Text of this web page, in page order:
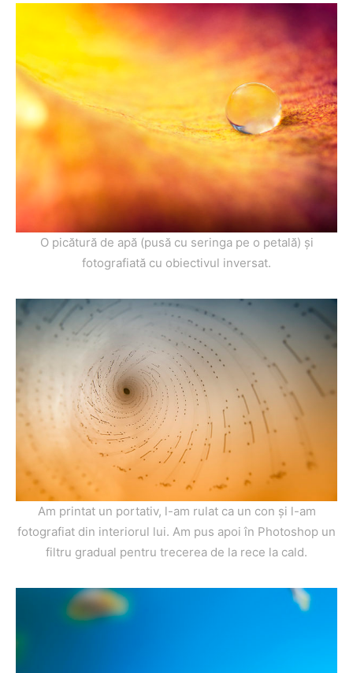
O picătură de apă (pusă cu seringa pe o petală) și
fotografiată cu obiectivul inversat.
Am printat un portativ, l-am rulat ca un con și l-am
fotografiat din interiorul lui. Am pus apoi în Photoshop un
filtru gradual pentru trecerea de la rece la cald.